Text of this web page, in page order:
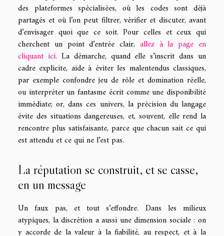
des plateformes spécialisées, où les codes sont déjà
partagés et où l’on peut filtrer, vérifier et discuter, avant
d’envisager quoi que ce soit. Pour celles et ceux qui
cherchent un point d’entrée clair, allez à la page en
cliquant ici. La démarche, quand elle s’inscrit dans un
cadre explicite, aide à éviter les malentendus classiques,
par exemple confondre jeu de rôle et domination réelle,
ou interpréter un fantasme écrit comme une disponibilité
immédiate; or, dans ces univers, la précision du langage
évite des situations dangereuses, et, souvent, elle rend la
rencontre plus satisfaisante, parce que chacun sait ce qui
est attendu et ce qui ne l’est pas.
La réputation se construit, et se casse,
en un message
Un faux pas, et tout s’effondre. Dans les milieux
atypiques, la discrétion a aussi une dimension sociale : on
y accorde de la valeur à la fiabilité, au respect, et à la